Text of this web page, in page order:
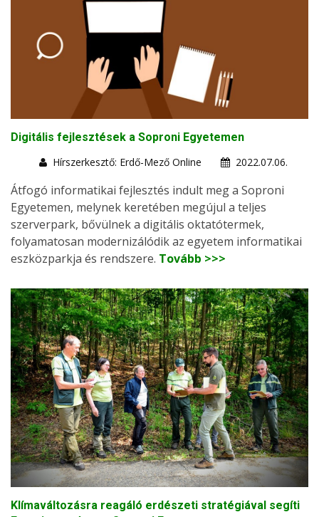
Digitális fejlesztések a Soproni Egyetemen
Hírszerkesztő: Erdő-Mező Online
2022.07.06.
Átfogó informatikai fejlesztés indult meg a Soproni
Egyetemen, melynek keretében megújul a teljes
szerverpark, bővülnek a digitális oktatótermek,
folyamatosan modernizálódik az egyetem informatikai
eszközparkja és rendszere. Tovább >>>
Klímaváltozásra reagáló erdészeti stratégiával segíti